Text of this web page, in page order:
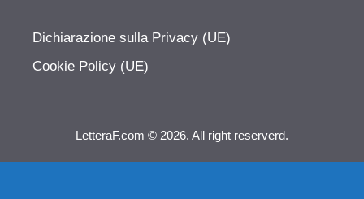
Dichiarazione sulla Privacy (UE)
Cookie Policy (UE)
LetteraF.com © 2026. All right reserverd.